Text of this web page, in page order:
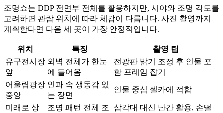
조명쇼는 DDP 전면부 전체를 활용하지만, 시야와 조명 각도를
고려하면 관람 위치에 따라 체감이 다릅니다. 사진 촬영까지
계획한다면 다음 세 곳이 가장 안정적입니다.
위치 특징
촬영 팁
유구전시장
앞
외벽 전체가 한눈
에 들어옴
전광판 밝기 조정 후 인물 포
함 프레임 잡기
어울림광장
중앙
인파 속 생동감 있
는 장면
인물 중심 셀카에 적합
미래로 상
조명 패턴 전체 조
삼각대 대신 난간 활용, 손떨